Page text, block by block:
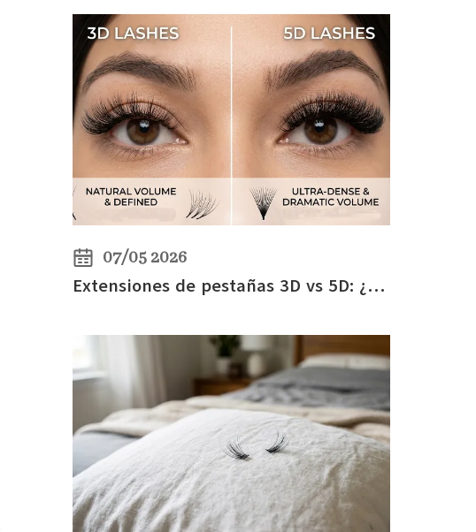
07/05 2026
Extensiones de pestañas 3D vs 5D: ¿qué tipo de pestañas es mejor para dar volumen?